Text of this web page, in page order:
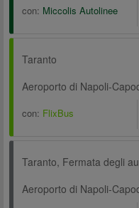
con: Miccolis Autolinee
Taranto
con: FlixBus
Taranto, Fermata degli